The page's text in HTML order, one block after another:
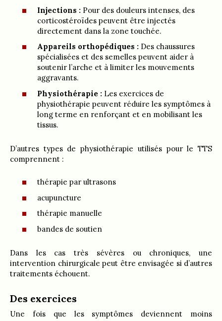
Injections : Pour des douleurs intenses, des
corticostéroïdes peuvent être injectés
directement dans la zone touchée.
Appareils orthopédiques : Des chaussures
spécialisées et des semelles peuvent aider à
soutenir l’arche et à limiter les mouvements
aggravants.
Physiothérapie : Les exercices de
physiothérapie peuvent réduire les symptômes à
long terme en renforçant et en mobilisant les
tissus.
D’autres types de physiothérapie utilisés pour le TTS
comprennent :
thérapie par ultrasons
acupuncture
thérapie manuelle
bandes de soutien
Dans les cas très sévères ou chroniques, une
intervention chirurgicale peut être envisagée si d’autres
traitements échouent.
Des exercices
Une fois que les symptômes deviennent moins